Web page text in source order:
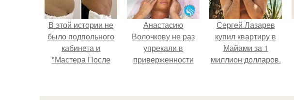
В этой истории не
было подпольного
кабинета и
"Мастера После
Анастасию
Волочкову не раз
упрекали в
приверженности
Сергей Лазарев
купил квартиру в
Майами за 1
миллион долларов.